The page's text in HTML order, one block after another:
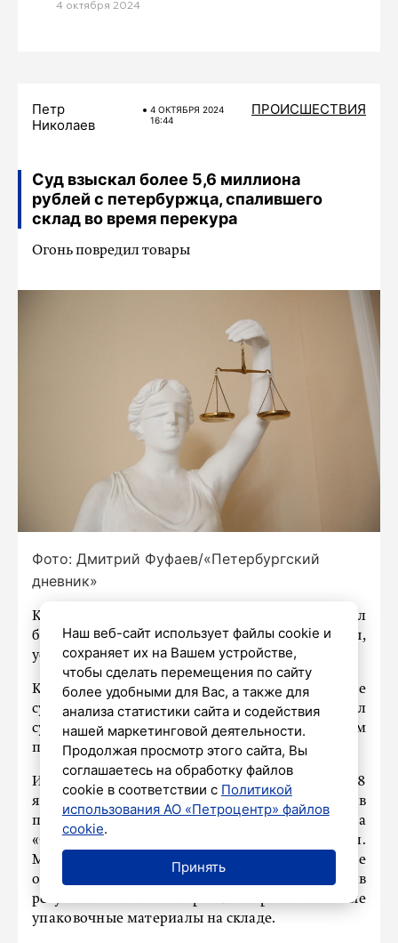
4 октября 2024
Петр
Николаев
4 ОКТЯБРЯ 2024
16:44
ПРОИСШЕСТВИЯ
Суд взыскал более 5,6 миллиона
рублей с петербуржца, спалившего
склад во время перекура
Огонь повредил товары
Фото: Дмитрий Фуфаев/«Петербургский
дневник»
Кировский районный суд Петербурга взыскал
более 5,6 миллиона рублей с мужчины,
устроившего пожар в магазине «Светофор».
Как рассказали в объединенной пресс-службе
судов Петербурга, ООО «Торгсервис 78» просил
суд о возмещении причиненного ущербом
преступления.
Из приговора мирового судьи следует, что 18
января 2022 года ответчик, находясь в
помещении приемки товара магазина
«Светофор» в поселке Понтонный, закурил.
Мужчина проявил преступное легкомыслие, не
обеспечил безопасного обращения с огнем, в
результате чего загорелся картон и иные
упаковочные материалы на складе.
Наш веб-сайт использует файлы cookie и
сохраняет их на Вашем устройстве,
чтобы сделать перемещения по сайту
более удобными для Вас, а также для
анализа статистики сайта и содействия
нашей маркетинговой деятельности.
Продолжая просмотр этого сайта, Вы
соглашаетесь на обработку файлов
cookie в соответствии с Политикой
использования АО «Петроцентр» файлов
cookie.
Принять